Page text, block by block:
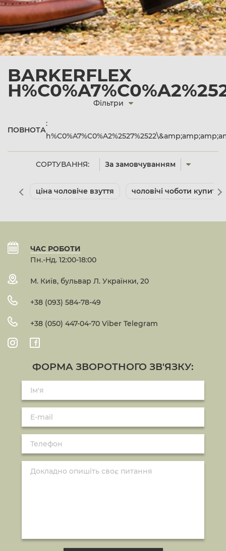
BARKERFLEX
СОРТУВАННЯ: За замовчуванням
Фільтри
ПОВНОТА
:
ціна чоловіче взуття чоловічі чоботи купити
ЧАС РОБОТИ
Пн.-Нд. 12:00-18:00
М. Київ, бульвар Л. Українки, 20
+38 (093) 584-78-49
+38 (050) 447-04-70 Viber Telegram
ФОРМА ЗВОРОТНОГО ЗВ'ЯЗКУ: